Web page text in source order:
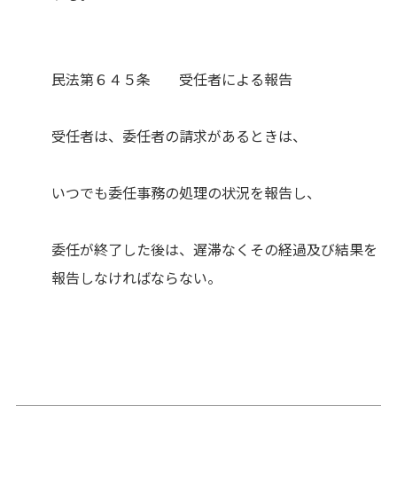
民法第６４５条 受任者による報告
受任者は、委任者の請求があるときは、
いつでも委任事務の処理の状況を報告し、
委任が終了した後は、遅滞なくその経過及び結果を
報告しなければならない。